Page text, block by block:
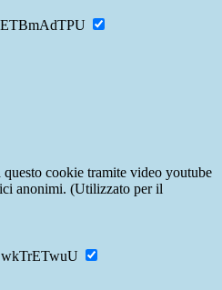
questo cookie tramite video youtube
anonimi. (Utilizzato per il